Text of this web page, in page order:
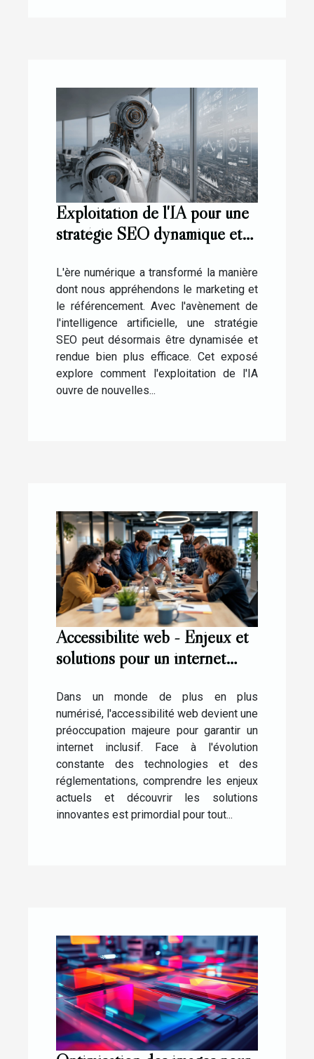
Exploitation de l'IA pour une
stratégie SEO dynamique et
L'ère numérique a transformé la manière
dont nous appréhendons le marketing et
le référencement. Avec l'avènement de
l'intelligence artificielle, une stratégie
SEO peut désormais être dynamisée et
rendue bien plus efficace. Cet exposé
explore comment l'exploitation de l'IA
ouvre de nouvelles...
Accessibilité web - Enjeux et
solutions pour un internet
Dans un monde de plus en plus
numérisé, l'accessibilité web devient une
préoccupation majeure pour garantir un
internet inclusif. Face à l'évolution
constante des technologies et des
réglementations, comprendre les enjeux
actuels et découvrir les solutions
innovantes est primordial pour tout...